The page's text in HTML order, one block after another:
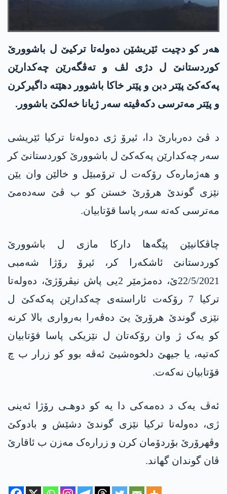
هەر کو دچیت ئێریشێن دەولەتا ترکیێ ل باشوورێ
کوردستانێ ل دژی لڤ و تەڤگەرێن چەکدارێن
پەکەکێ پێتر دبن و پێتر خاکا باشوور دهێتە داگیرکرن
و پێتر مەترسی دکەڤیتە سەر ژیانا خەلکێ باشوور.
د ڤێ دەربارێ دا، ئیرۆ ژی دەولەتا ترکیا ئێریشی
سەر چەکدارێن پەکەکێ ل باشوورێ کوردستانێ کر
و هەژمارەک رۆکەت ل ترۆمبێل و خالێن وان یێن
نێزی گوندێ هرۆرێ خستن کو ب ڤێ سەدەمێ
مەترسی کەتە سەر پاسا قۆتابیان.
چاڤکانیێن پێگەها دارکا مازی ل باشوورێ
کوردستانێ ئاشکەرا کر، ئیرۆ رۆژا شەمبی
22/5/2021ێ، دەمژمێر 2یی پاش نیڤرۆژێ، دەولەتا
ترکیا 7 رۆکەت ئاراستەی چەکدارێن پەکەکێ ل
نێزی گوندێ هرۆرێ یێ دەڤەرا بەرواری بالا کرنە
کو یەک ژ وان رۆکەتان ل نێزیکی پاسا قۆتابیان
کەتیە، یا جیهێ دلخوەشیێ ئەڤە بوو کو زرار ب چ
قۆتابیان نەکەت.
ئەڤ یەک د دەمەکی دا یە کو دوهـی رۆژا ئەینی
ژی، دەولەتا ترکیا نێزی گوندێ دشێش و بادوکێ
وڤهرۆرێ بۆردۆمان کرن و زرارەک مەزن ب ئاقارێ
ڤان گوندان گهاند.